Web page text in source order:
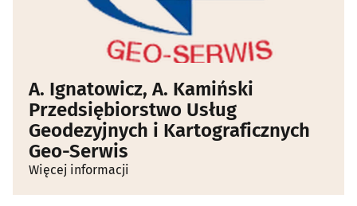
A. Ignatowicz, A. Kamiński
Przedsiębiorstwo Usług
Geodezyjnych i Kartograficznych
Geo-Serwis
Więcej informacji